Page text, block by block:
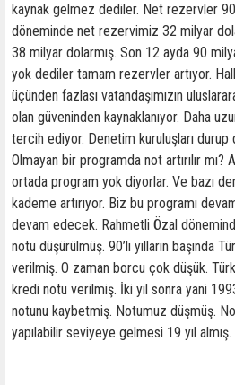
kaynak gelmez dediler. Net rezervler
döneminde net rezervimiz 32 milyar
38 milyar dolarmış. Son 12 ayda 90
yok dediler tamam rezervler artıyor.
üçünden fazlası vatandaşımızın
olan güveninden kaynaklanıyor. Daha
tercih ediyor. Denetim kuruluşları durup
Olmayan bir programda not artırılır mı?
ortada program yok diyorlar. Ve bazı
kademe artırıyor. Biz bu programı
devam edecek. Rahmetli Özal
notu düşürülmüş. 90’lı yılların başında
verilmiş. O zaman borcu çok düşük.
kredi notu verilmiş. İki yıl sonra yani
notunu kaybetmiş. Notumuz düşmüş.
yapılabilir seviyeye gelmesi 19 yıl almış.